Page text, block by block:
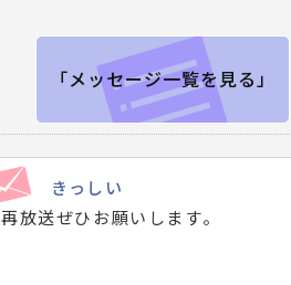
「メッセージ一覧を見る」
きっしい
再放送ぜひお願いします。